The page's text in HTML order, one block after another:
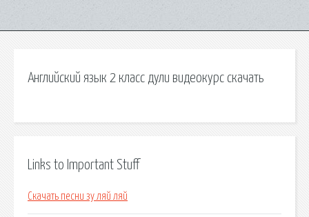
Английский язык 2 класс дули видеокурс скачать
Links to Important Stuff
Скачать песни зу ляй ляй